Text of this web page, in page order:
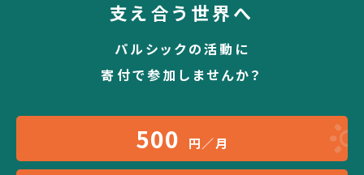
支え合う世界へ
パルシックの活動に
寄付で参加しませんか？
500 円／月